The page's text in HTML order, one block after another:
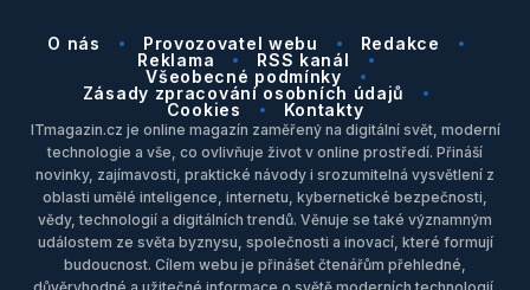
O nás Provozovatel webu
Redakce
Reklama
RSS kanál
Všeobecné podmínky
Zásady zpracování osobních údajů
Cookies
Kontakty
ITmagazin.cz je online magazín zaměřený na digitální svět, moderní
technologie a vše, co ovlivňuje život v online prostředí. Přináší
novinky, zajímavosti, praktické návody i srozumitelná vysvětlení z
oblasti umělé inteligence, internetu, kybernetické bezpečnosti,
vědy, technologií a digitálních trendů. Věnuje se také významným
událostem ze světa byznysu, společnosti a inovací, které formují
budoucnost. Cílem webu je přinášet čtenářům přehledné,